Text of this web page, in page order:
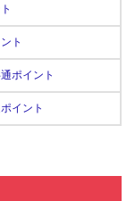
ト
ポイント
イント